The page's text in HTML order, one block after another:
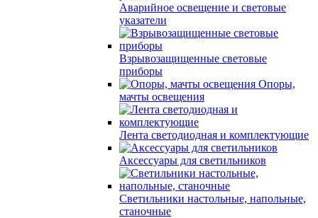
Аварийное освещение и световые
указатели
Взрывозащищенные световые
приборы
Опоры,
мачты освещения
Лента светодиодная и комплектующие
Аксессуары для светильников
Светильники настольные, напольные,
станочные